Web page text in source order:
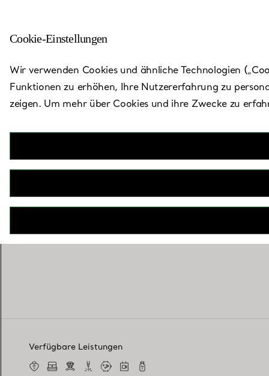
Zurück zu „Store finden“
Verfügbare Leistungen
Cookie-Einstellungen
Wir verwenden Cookies und ähnliche Technologien
Funktionen zu erhöhen, Ihre Nutzererfahrung zu
zeigen. Um mehr über Cookies und ihre Zwecke zu